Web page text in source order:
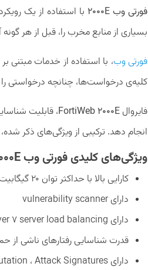
فورتی وب 2000E با استفاده از یک
بسیاری از منابع مخرب را، قبل از هر
فورتی وب، با استفاده از خدمات مبتنی
کلیه‌ی درخواست‌ها، چنانچه درخواستی
فایروالFortiWeb 2000E، قابلیت
انجام دهد. ترکیبی از ویژگی‌های ذکر
ویژگی‌های کلیدی فورتی وب
کارایی بالا با حداکثر توان ۲۰ گیگابیت بر ثانیه (throughput)
دارای vulnerability scanner
دارای Layer 7 server load balancing
قدرت شناسایی رفتارهای ناشی از
دارای FortiGuard IP Reputation ، Attack Signatures و Antivirus